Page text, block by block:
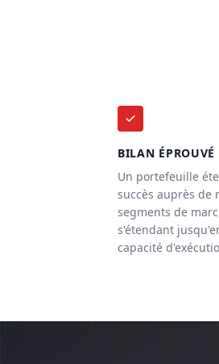
BILAN ÉPROUVÉ
Un portefeuille
succès auprès de
segments de
s'étendant
capacité